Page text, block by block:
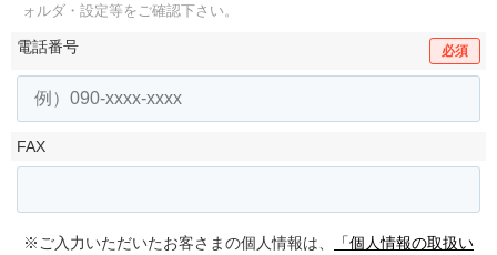
ォルダ・設定等をご確認下さい。
電話番号 必須
FAX
※ご入力いただいたお客さまの個人情報は、
「個人情報の取扱い